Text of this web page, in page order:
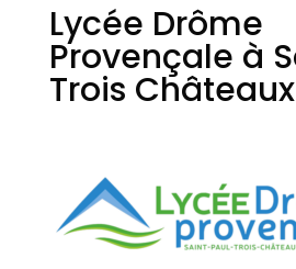
Lycée Drôme
Provençale à
Trois Châteaux